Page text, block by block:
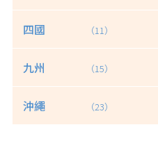
四國 （11）
九州 （15）
沖繩 （23）